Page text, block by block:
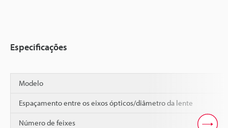
Especificações
Modelo
Espaçamento entre os eixos ópticos/diâmetro da lente
Número de feixes